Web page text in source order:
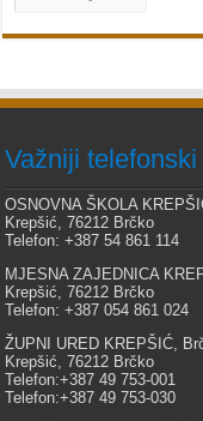
Važniji
OSNOVNA ŠKOLA
Krepšić, 76212 Brčko
Telefon: +387 54 861 114
MJESNA ZAJEDNICA
Krepšić, 76212 Brčko
Telefon: +387 054 861 024
ŽUPNI URED KREPŠIĆ,
Krepšić, 76212 Brčko
Telefon:+387 49 753-001
Telefon:+387 49 753-030